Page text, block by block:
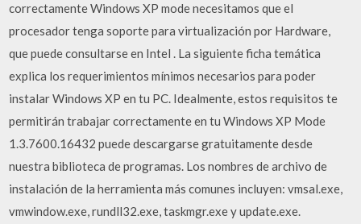
correctamente Windows XP mode necesitamos que el
procesador tenga soporte para virtualización por Hardware,
que puede consultarse en Intel . La siguiente ficha temática
explica los requerimientos mínimos necesarios para poder
instalar Windows XP en tu PC. Idealmente, estos requisitos te
permitirán trabajar correctamente en tu Windows XP Mode
1.3.7600.16432 puede descargarse gratuitamente desde
nuestra biblioteca de programas. Los nombres de archivo de
instalación de la herramienta más comunes incluyen: vmsal.exe,
vmwindow.exe, rundll32.exe, taskmgr.exe y update.exe.